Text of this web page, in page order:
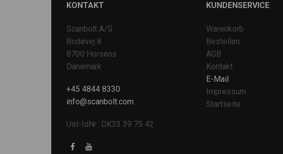
KONTAKT
Scanbolt A/S
Bodøvej 8
8700 Horsens
Dänemark
+45 4844 8330
info@scanbolt.com
Ust-IdNr.: DK33 39 75 42
KUNDENSERVICE
Warenkorb
Bestellen
AGB
Kontakt
E-Mail
Impressum
Startseite